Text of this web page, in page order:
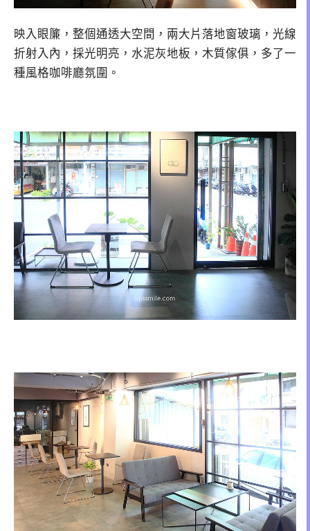
映入眼簾，整個通透大空間，兩大片落地窗玻璃，光線
折射入內，採光明亮，水泥灰地板，木質傢俱，多了一
種風格咖啡廳氛圍。